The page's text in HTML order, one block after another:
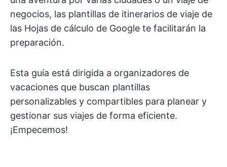
negocios, las plantillas de itinerarios de viaje de
las Hojas de cálculo de Google te facilitarán la
preparación.
Esta guía está dirigida a organizadores de
vacaciones que buscan plantillas
personalizables y compartibles para planear y
gestionar sus viajes de forma eficiente.
¡Empecemos!